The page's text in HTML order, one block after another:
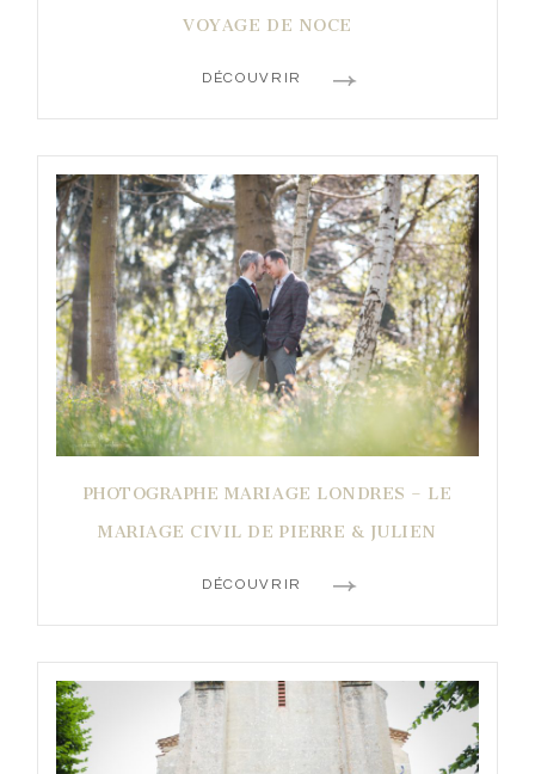
VOYAGE DE NOCE
DÉCOUVRIR
PHOTOGRAPHE MARIAGE LONDRES – LE
MARIAGE CIVIL DE PIERRE & JULIEN
DÉCOUVRIR